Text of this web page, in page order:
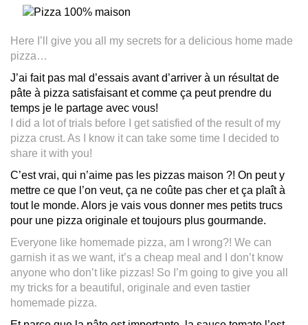
Here I’ll give you all my secrets for a delicious home made
pizza…
J’ai fait pas mal d’essais avant d’arriver à un résultat de
pâte à pizza satisfaisant et comme ça peut prendre du
temps je le partage avec vous!
I did a lot of trials before I get satisfied of the result of my
pizza crust. As I know it can take some time I decided to
share it with you!
C’est vrai, qui n’aime pas les pizzas maison ?! On peut y
mettre ce que l’on veut, ça ne coûte pas cher et ça plaît à
tout le monde. Alors je vais vous donner mes petits trucs
pour une pizza originale et toujours plus gourmande.
Everyone like homemade pizza, am I wrong?! We can
garnish it as we want, it’s a cheap meal and I don’t know
anyone who don’t like pizzas! So I’m going to give you all
my tricks for a beautiful, originale and even tastier
homemade pizza.